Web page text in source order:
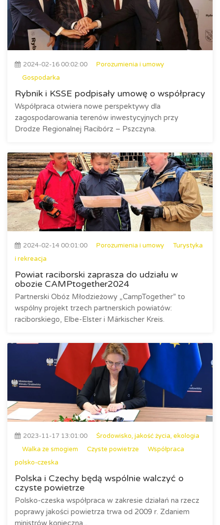
2024-02-16 00:02:00
Porozumienia i umowy
Gospodarka
Rybnik i KSSE podpisały umowę o współpracy
Współpraca otwiera nowe perspektywy dla
zagospodarowania terenów inwestycyjnych przy
Drodze Regionalnej Racibórz – Pszczyna.
2024-02-14 00:01:00 Porozumienia i umowy
Turystyka
i rekreacja
Powiat raciborski zaprasza do udziału w
obozie CAMPtogether2024
Partnerski Obóz Młodzieżowy „CampTogether” to
wspólny projekt trzech partnerskich powiatów:
raciborskiego, Elbe-Elster i Märkischer Kreis.
2023-11-17 13:01:00
Środowisko, jakość życia, ekologia
Walka ze smogiem
Czyste powietrze
Współpraca
polsko-czeska
Polska i Czechy będą wspólnie walczyć o
czyste powietrze
Polsko-czeska współpraca w zakresie działań na rzecz
poprawy jakości powietrza trwa od 2009 r. Zdaniem
ministrów konieczna...